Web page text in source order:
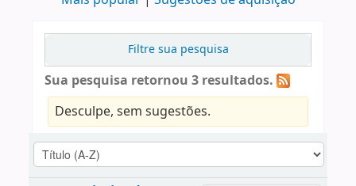
Filtre sua pesquisa
Sua pesquisa retornou 3 resultados.
Desculpe, sem sugestões.